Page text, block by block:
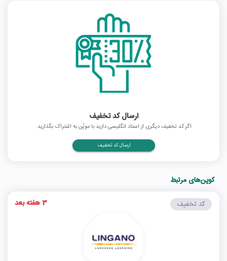
ارسال کد تخفیف
اگر کد تخفیف دیگری از استاد انگلیسی دارید با موپُن به اشتراک بگذارید.
ارسال کد تخفیف
کوپن‌های مرتبط
کد تخفیف 3 هفته بعد